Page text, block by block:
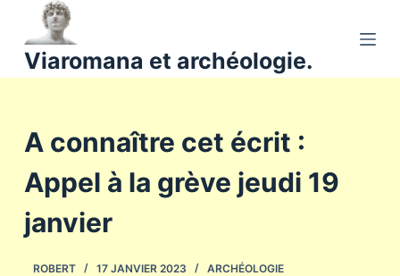
a
o
Viaromana et archéologie.
A connaître cet écrit :
Appel à la grève jeudi 19
janvier
ROBERT 17 JANVIER 2023 ARCHÉOLOGIE